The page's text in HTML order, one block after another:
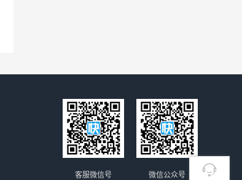
微信公众号
客服微信号